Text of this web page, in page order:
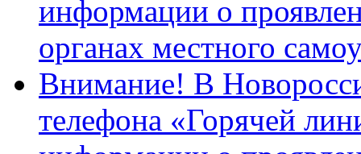
информации о
органах местного
Внимание! В
телефона «Горячей